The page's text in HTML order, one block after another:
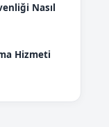
Nasıl
Hizmeti